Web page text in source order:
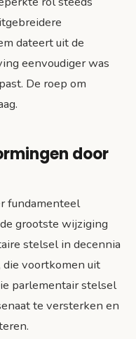
dateert uit de
eenvoudiger was
De roep om
door
fundamenteel
grootste wijziging
stelsel in decennia
die voortkomen uit
parlementair stelsel
te versterken en